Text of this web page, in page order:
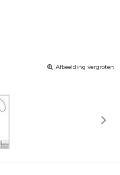
Afbeelding vergroten